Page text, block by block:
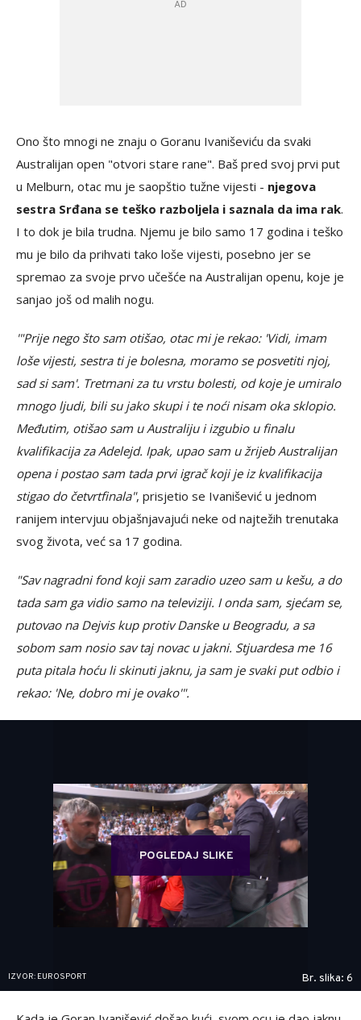
Ono što mnogi ne znaju o Goranu Ivaniševiću da svaki
Australijan open "otvori stare rane". Baš pred svoj prvi put
u Melburn, otac mu je saopštio tužne vijesti - njegova
sestra Srđana se teško razboljela i saznala da ima rak.
I to dok je bila trudna. Njemu je bilo samo 17 godina i teško
mu je bilo da prihvati tako loše vijesti, posebno jer se
spremao za svoje prvo učešće na Australijan openu, koje je
sanjao još od malih nogu.
'"Prije nego što sam otišao, otac mi je rekao: 'Vidi, imam
loše vijesti, sestra ti je bolesna, moramo se posvetiti njoj,
sad si sam'. Tretmani za tu vrstu bolesti, od koje je umiralo
mnogo ljudi, bili su jako skupi i te noći nisam oka sklopio.
Međutim, otišao sam u Australiju i izgubio u finalu
kvalifikacija za Adelejd. Ipak, upao sam u žrijeb Australijan
opena i postao sam tada prvi igrač koji je iz kvalifikacija
stigao do četvrtfinala", prisjetio se Ivanišević u jednom
ranijem intervjuu objašnjavajući neke od najtežih trenutaka
svog života, već sa 17 godina.
"Sav nagradni fond koji sam zaradio uzeo sam u kešu, a do
tada sam ga vidio samo na televiziji. I onda sam, sjećam se,
putovao na Dejvis kup protiv Danske u Beogradu, a sa
sobom sam nosio sav taj novac u jakni. Stjuardesa me 16
puta pitala hoću li skinuti jaknu, ja sam je svaki put odbio i
rekao: 'Ne, dobro mi je ovako'".
POGLEDAJ SLIKE
IZVOR: EUROSPORT Br. slika: 6